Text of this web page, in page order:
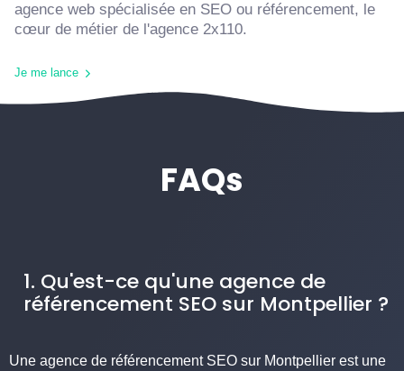
agence web spécialisée en SEO ou référencement, le
cœur de métier de l'agence 2x110.
Je me lance
FAQs
1. Qu'est-ce qu'une agence de
référencement SEO sur Montpellier ?
Une agence de référencement SEO sur Montpellier est une